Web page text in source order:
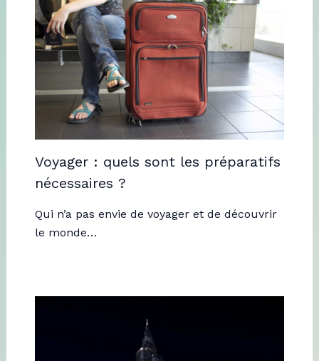
Voyager : quels sont les préparatifs
nécessaires ?
Qui n’a pas envie de voyager et de découvrir
le monde…